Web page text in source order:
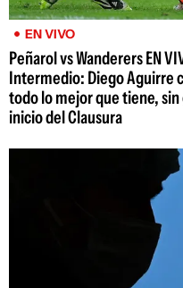
EN VIVO
Peñarol vs Wanderers EN
Intermedio: Diego Aguirre
todo lo mejor que tiene,
inicio del Clausura